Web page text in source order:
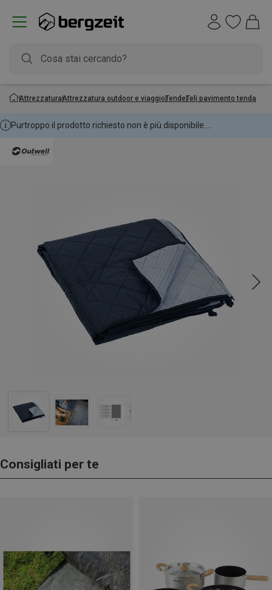
AttrezzaturaAttrezzatura outdoor e viaggioTendeTeli pavimento tenda
Purtroppo il prodotto richiesto non è più disponibile....
Consigliati per te